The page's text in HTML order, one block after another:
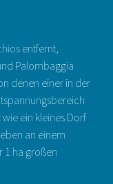
buchen
entfernt,
Palombaggia
denen einer in der
wie ein kleines Dorf
an einem
1 ha großen